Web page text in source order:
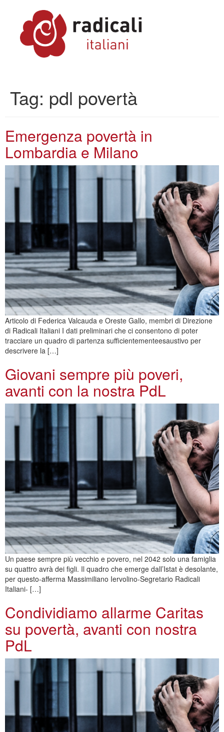
Tag: pdl povertà
Emergenza povertà in
Lombardia e Milano
Articolo di Federica Valcauda e Oreste Gallo, membri di Direzione
di Radicali Italiani I dati preliminari che ci consentono di poter
tracciare un quadro di partenza sufficientementeesaustivo per
descrivere la […]
Giovani sempre più poveri,
avanti con la nostra PdL
Un paese sempre più vecchio e povero, nel 2042 solo una famiglia
su quattro avrà dei figli. Il quadro che emerge dall’Istat è desolante,
per questo-afferma Massimiliano Iervolino-Segretario Radicali
Italiani- […]
Condividiamo allarme Caritas
su povertà, avanti con nostra
PdL